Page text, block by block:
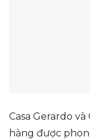
Casa Gerardo
hàng được